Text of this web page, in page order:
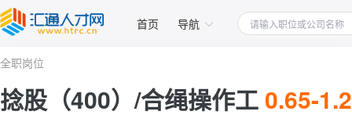
首页 导航
全职岗位
捻股（400）/合绳操作工0.65-